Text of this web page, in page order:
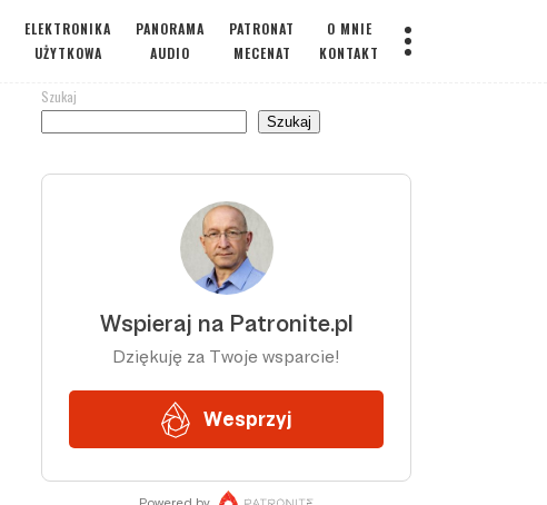
ELEKTRONIKA
UŻYTKOWA
PANORAMA
AUDIO
PATRONAT
MECENAT
O MNIE
KONTAKT
Szukaj
Szukaj